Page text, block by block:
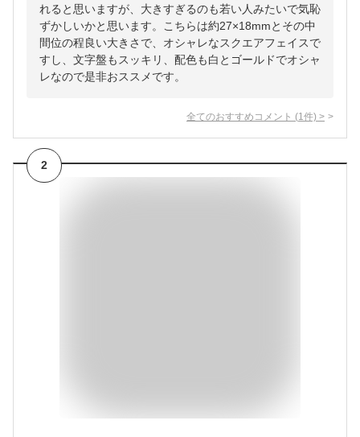
れると思いますが、大きすぎるのも若い人みたいで気恥
ずかしいかと思います。こちらは約27×18mmとその中
間位の程良い大きさで、オシャレなスクエアフェイスで
すし、文字盤もスッキリ、配色も白とゴールドでオシャ
レなので是非おススメです。
全てのおすすめコメント (1 件) >
2